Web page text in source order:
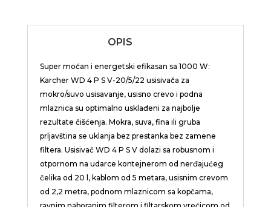
OPIS
Super moćan i energetski efikasan sa 1000 W:
Karcher WD 4 P S V-20/5/22 usisivača za
mokro/suvo usisavanje, usisno crevo i podna
mlaznica su optimalno usklađeni za najbolje
rezultate čišćenja. Mokra, suva, fina ili gruba
prljavština se uklanja bez prestanka bez zamene
filtera. Usisivač WD 4 P S V dolazi sa robusnom i
otpornom na udarce kontejnerom od nerđajućeg
čelika od 20 l, kablom od 5 metara, usisnim crevom
od 2,2 metra, podnom mlaznicom sa kopčama,